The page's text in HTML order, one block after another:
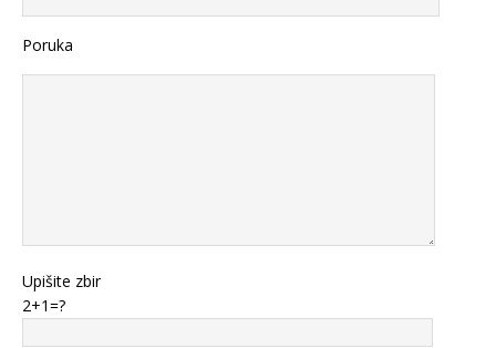
Poruka
Upišite zbir
2+1=?